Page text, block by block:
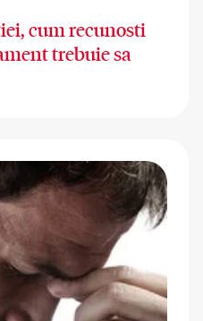
cum recunosti
trebuie sa